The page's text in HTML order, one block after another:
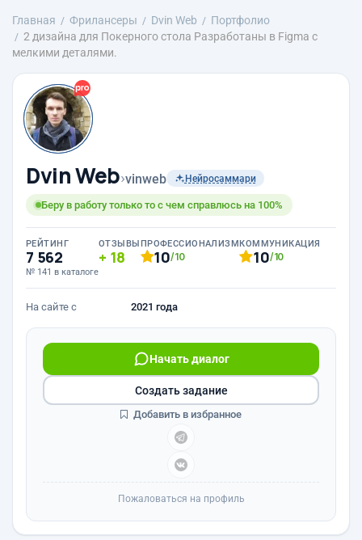
Главная Фрилансеры Dvin Web
Портфолио
2 дизайна для Покерного стола Разработаны в Figma с
мелкими деталями.
Dvin Web›vinweb Нейросаммари
Беру в работу только то с чем справлюсь на 100%
РЕЙТИНГ
7 562
№ 141 в каталоге
ОТЗЫВЫ
18
ПРОФЕССИОНАЛИЗМ
10/10
КОММУНИКАЦИЯ
10/10
На сайте с 2021 года
Начать диалог
Создать задание
Добавить в избранное
Пожаловаться на профиль